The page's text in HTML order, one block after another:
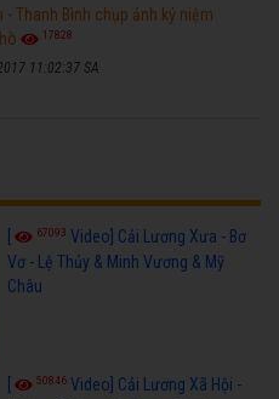
- Thanh Bình chụp ảnh kỷ niệm
17828
11:02:37 SA
[ 67093 Video] Cải Lương Xưa - Bơ
Vơ - Lệ Thủy & Minh Vương & Mỹ
Châu
50846 Video] Cải Lương Xã Hội -